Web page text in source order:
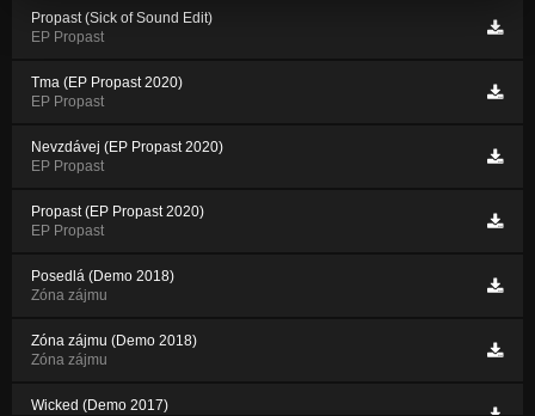
Propast (Sick of Sound Edit)
EP Propast
Tma (EP Propast 2020)
EP Propast
Nevzdávej (EP Propast 2020)
EP Propast
Propast (EP Propast 2020)
EP Propast
Posedlá (Demo 2018)
Zóna zájmu
Zóna zájmu (Demo 2018)
Zóna zájmu
Wicked (Demo 2017)